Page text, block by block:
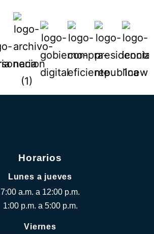
Horarios
Lunes a jueves
7:00 a.m. a 12:00 p.m.
1:00 p.m. a 5:00 p.m.
Viernes